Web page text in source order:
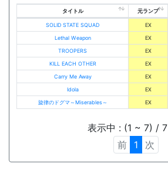
タイトル 元ランプ
SOLID STATE SQUAD EX
Lethal Weapon
EX
TROOPERS
EX
KILL EACH OTHER
EX
Carry Me Away
EX
Idola
EX
旋律のドグマ～Miserables～
EX
表示中 : (1 ~ 7) / 7
前
1 次